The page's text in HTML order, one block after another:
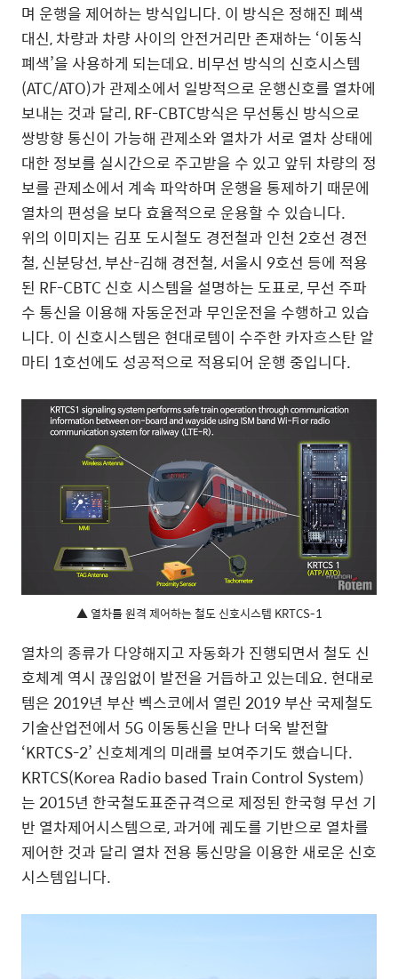
며 운행을 제어하는 방식입니다. 이 방식은 정해진 폐색
대신, 차량과 차량 사이의 안전거리만 존재하는 ‘이동식
폐색’을 사용하게 되는데요. 비무선 방식의 신호시스템
(ATC/ATO)가 관제소에서 일방적으로 운행신호를 열차에
보내는 것과 달리, RF-CBTC방식은 무선통신 방식으로
쌍방향 통신이 가능해 관제소와 열차가 서로 열차 상태에
대한 정보를 실시간으로 주고받을 수 있고 앞뒤 차량의 정
보를 관제소에서 계속 파악하며 운행을 통제하기 때문에
열차의 편성을 보다 효율적으로 운용할 수 있습니다.
위의 이미지는 김포 도시철도 경전철과 인천 2호선 경전
철, 신분당선, 부산-김해 경전철, 서울시 9호선 등에 적용
된 RF-CBTC 신호 시스템을 설명하는 도표로, 무선 주파
수 통신을 이용해 자동운전과 무인운전을 수행하고 있습
니다. 이 신호시스템은 현대로템이 수주한 카자흐스탄 알
마티 1호선에도 성공적으로 적용되어 운행 중입니다.
▲ 열차를 원격 제어하는 철도 신호시스템 KRTCS-1
열차의 종류가 다양해지고 자동화가 진행되면서 철도 신
호체계 역시 끊임없이 발전을 거듭하고 있는데요. 현대로
템은 2019년 부산 벡스코에서 열린 2019 부산 국제철도
기술산업전에서 5G 이동통신을 만나 더욱 발전할
‘KRTCS-2’ 신호체계의 미래를 보여주기도 했습니다.
KRTCS(Korea Radio based Train Control System)
는 2015년 한국철도표준규격으로 제정된 한국형 무선 기
반 열차제어시스템으로, 과거에 궤도를 기반으로 열차를
제어한 것과 달리 열차 전용 통신망을 이용한 새로운 신호
시스템입니다.